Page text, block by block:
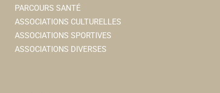
PARCOURS SANTÉ
ASSOCIATIONS CULTURELLES
ASSOCIATIONS SPORTIVES
ASSOCIATIONS DIVERSES